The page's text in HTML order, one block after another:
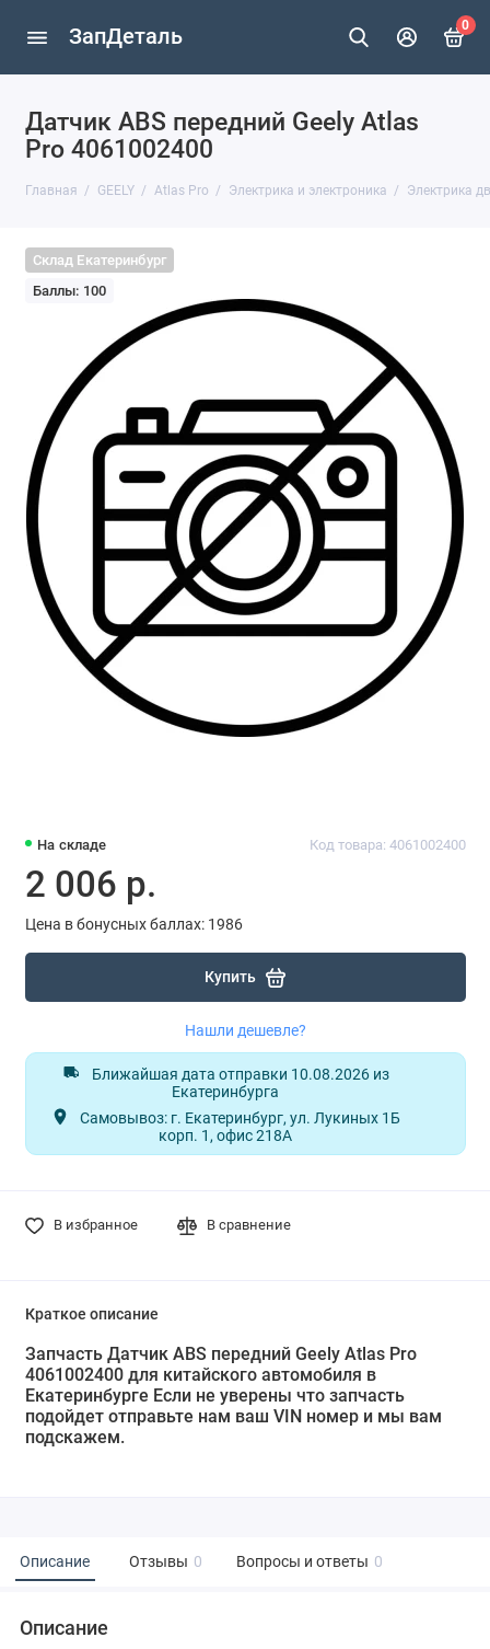
ЗапДеталь 0
Датчик ABS передний Geely Atlas
Pro 4061002400
Главная GEELY Atlas Pro Электрика и электроника Электрика
Склад Екатеринбург
Баллы: 100
На складе Код товара: 4061002400
2 006 р.
Цена в бонусных баллах: 1986
Купить
Нашли дешевле?
Ближайшая дата отправки 10.08.2026 из
Екатеринбурга
Самовывоз: г. Екатеринбург, ул. Лукиных 1Б
корп. 1, офис 218А
В избранное В сравнение
Краткое описание
Запчасть Датчик ABS передний Geely Atlas Pro
4061002400 для китайского автомобиля в
Екатеринбурге Если не уверены что запчасть
подойдет отправьте нам ваш VIN номер и мы вам
подскажем.
Описание Отзывы 0 Вопросы и ответы 0
Описание